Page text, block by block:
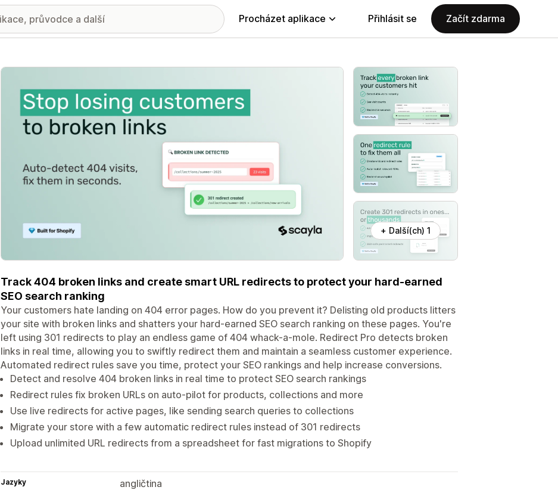
Procházet aplikace Přihlásit se Začít zdarma
Galerie propagovaných obrázků
+ Další(ch) 1
Track 404 broken links and create smart URL redirects to protect your hard-earned
SEO search ranking
Your customers hate landing on 404 error pages. How do you prevent it? Delisting old products litters
your site with broken links and shatters your hard-earned SEO search ranking on these pages. You're
left using 301 redirects to play an endless game of 404 whack-a-mole. Redirect Pro detects broken
links in real time, allowing you to swiftly redirect them and maintain a seamless customer experience.
Automated redirect rules save you time, protect your SEO rankings and help increase conversions.
Detect and resolve 404 broken links in real time to protect SEO search rankings
Redirect rules fix broken URLs on auto-pilot for products, collections and more
Use live redirects for active pages, like sending search queries to collections
Migrate your store with a few automatic redirect rules instead of 301 redirects
Upload unlimited URL redirects from a spreadsheet for fast migrations to Shopify
Jazyky
angličtina